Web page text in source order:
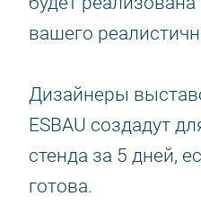
вашего
Дизайнеры
ESBAU создадут
стенда за 5 дней,
готова.